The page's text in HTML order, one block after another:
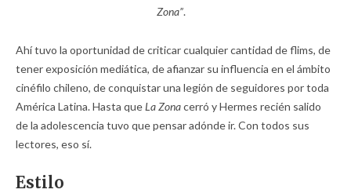
Zona”.
Ahí tuvo la oportunidad de criticar cualquier cantidad de flims, de
tener exposición mediática, de afianzar su influencia en el ámbito
cinéfilo chileno, de conquistar una legión de seguidores por toda
América Latina. Hasta queLa Zonacerró y Hermes recién salido
de la adolescencia tuvo que pensar adónde ir. Con todos sus
lectores, eso sí.
Estilo